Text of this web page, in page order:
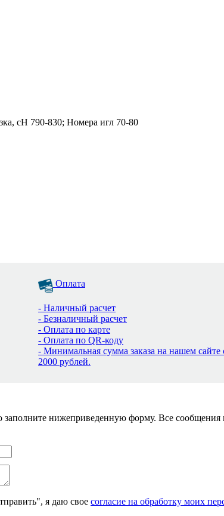
сН 790-830; Номера игл 70-80
Оплата
- Наличный расчет
- Безналичный расчет
- Оплата по карте
- Оплата по QR-коду
- Минимальная сумма заказа на нашем сайте
2000 рублей.
заполните нижеприведенную форму. Все
я даю свое согласие на обработку моих